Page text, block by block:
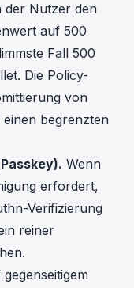
der Nutzer den
auf 500
Fall 500
Die Policy-
von
begrenzten
Wenn
erfordert,
Verifizierung
reiner